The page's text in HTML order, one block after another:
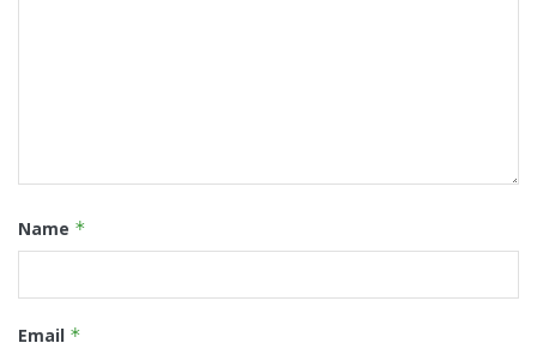
Name *
Email *